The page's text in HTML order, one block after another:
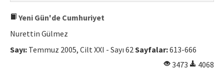
Yeni Gün'de Cumhuriyet
Nurettin Gülmez
Sayı: Temmuz 2005, Cilt XXI - Sayı 62Sayfalar:613-666
3473
4068